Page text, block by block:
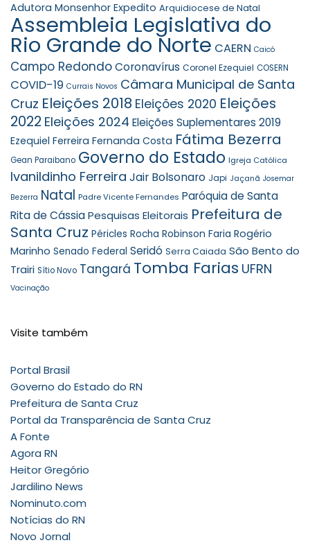
Adutora Monsenhor Expedito Arquidiocese de Natal
Assembleia Legislativa do
Rio Grande do Norte CAERN Caicó
Campo RedondoCoronavírus Coronel Ezequiel COSERN
COVID-19 Currais Novos Câmara Municipal de Santa
Cruz Eleições 2018 Eleições 2020 Eleições
2022 Eleições 2024 Eleições Suplementares 2019
Ezequiel Ferreira Fernanda Costa Fátima Bezerra
Gean Paraibano Governo do Estado Igreja Católica
Ivanildinho Ferreira Jair Bolsonaro Japi Jaçanã Josemar
Bezerra Natal Padre Vicente Fernandes Paróquia de Santa
Rita de CássiaPesquisas Eleitorais Prefeitura de
Santa Cruz Péricles Rocha Robinson Faria Rogério
Marinho Senado Federal Seridó Serra Caiada São Bento do
Trairi Sítio Novo Tangará Tomba Farias UFRN
Vacinação
Visite também
Portal Brasil
Governo do Estado do RN
Prefeitura de Santa Cruz
Portal da Transparência de Santa Cruz
A Fonte
Agora RN
Heitor Gregório
Jardilino News
Nominuto.com
Notícias do RN
Novo Jornal